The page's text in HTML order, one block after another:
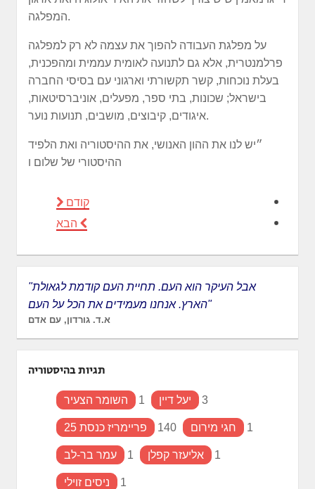
המפלגה.
על מפלגת העבודה להפוך את עצמה לא רק למפלגה
פרלמנטרית, אלא גם לתנועה לאומית עממית ומהפכנית,
בעלת נוכחות, קשר תקשורתי וארגוני עם בסיסי החברה
בישראל; שכונות, בתי ספר, מפעלים, אוניברסיטאות,
איגודים, קיבוצים, מושבים, תנועות נוער.
״יש לנו את ההון האנושי, את ההיסטוריה ואת הלפיד
ההיסטורי של שלום ו
קודם
הבא
"אבל העיקר הוא העם. תחיית העם קודמת לגאולת
הארץ. אנחנו מעמידים את הכל על העם"
א.ד. גורדון, עם אדם
תגיות בהיסטוריה
השומר הצעיר 1 יעל דיין 3
פריימריז כנסת 25 140 חגי מירום 1
עמר בר-לב 1 אליעזר קפלן 1
ניסים זוילי 1